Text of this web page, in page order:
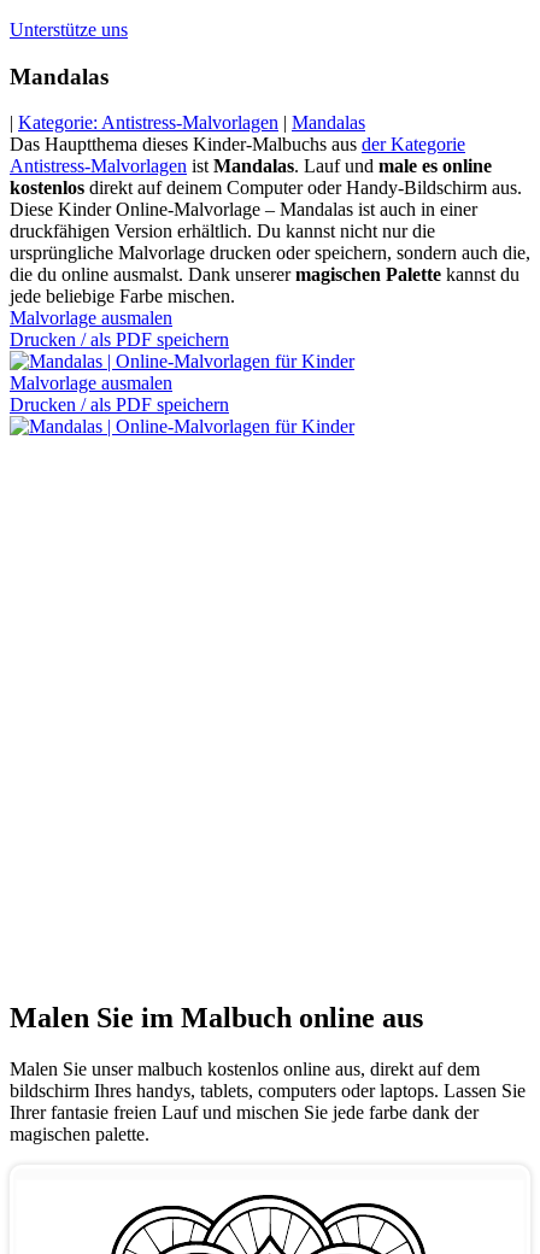
Unterstütze uns
Mandalas
| Kategorie: Antistress-Malvorlagen | Mandalas
Das Hauptthema dieses Kinder-Malbuchs aus der Kategorie
Antistress-Malvorlagen istMandalas. Lauf und male es online
kostenlos direkt auf deinem Computer oder Handy-Bildschirm aus.
Diese Kinder Online-Malvorlage – Mandalas ist auch in einer
druckfähigen Version erhältlich. Du kannst nicht nur die
ursprüngliche Malvorlage drucken oder speichern, sondern auch die,
die du online ausmalst. Dank unserermagischen Palette kannst du
jede beliebige Farbe mischen.
Malvorlage ausmalen
Drucken / als PDF speichern
Malvorlage ausmalen
Drucken / als PDF speichern
Malen Sie im Malbuch online aus
Malen Sie unser malbuch kostenlos online aus, direkt auf dem
bildschirm Ihres handys, tablets, computers oder laptops. Lassen Sie
Ihrer fantasie freien Lauf und mischen Sie jede farbe dank der
magischen palette.